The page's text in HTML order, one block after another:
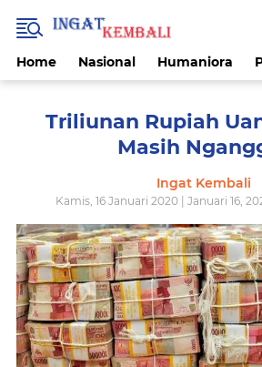
Home Nasional Humaniora
Triliunan Rupiah
Masih
Ingat Kembali
Kamis, 16 Januari 2020 | Januari 16,